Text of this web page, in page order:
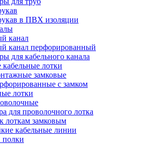
в ПВХ изоляции
канал
канал перфорированный
для кабельного канала
лотки
замковые
с замком
лотки
для проволочного лотка
лоткам замковым
кабельные линии
полки